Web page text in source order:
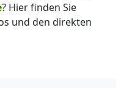
? Hier finden Sie
und den direkten